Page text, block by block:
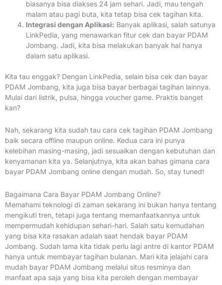
biasanya bisa diakses 24 jam sehari. Jadi, mau tengah
malam atau pagi buta, kita tetap bisa cek tagihan kita.
Integrasi dengan Aplikasi: Banyak aplikasi, salah satunya
LinkPedia, yang menawarkan fitur cek dan bayar PDAM
Jombang. Jadi, kita bisa melakukan banyak hal hanya
dalam satu aplikasi.
Kita tau enggak? Dengan LinkPedia, selain bisa cek dan bayar
PDAM Jombang, kita juga bisa bayar berbagai tagihan lainnya.
Mulai dari listrik, pulsa, hingga voucher game. Praktis banget
kan?
Nah, sekarang kita sudah tau cara cek tagihan PDAM Jombang
baik secara offline maupun online. Kedua cara ini punya
kelebihan masing-masing, jadi sesuaikan dengan kebutuhan dan
kenyamanan kita ya. Selanjutnya, kita akan bahas gimana cara
bayar PDAM Jombang online dengan mudah. So, stay tuned!
Bagaimana Cara Bayar PDAM Jombang Online?
Memahami teknologi di zaman sekarang ini bukan hanya tentang
mengikuti tren, tetapi juga tentang memanfaatkannya untuk
mempermudah kehidupan sehari-hari. Salah satu kemudahan
yang bisa kita rasakan adalah saat hendak bayar PDAM
Jombang. Sudah lama kita tidak perlu lagi antre di kantor PDAM
hanya untuk membayar tagihan bulanan. Mari kita jelajahi cara
mudah bayar PDAM Jombang melalui situs resminya dan
manfaat apa saja yang bisa kita peroleh dengan membayar